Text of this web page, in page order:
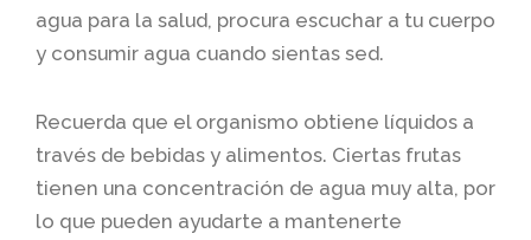
agua para la salud, procura escuchar a tu cuerpo
y consumir agua cuando sientas sed.
Recuerda que el organismo obtiene líquidos a
través de bebidas y alimentos. Ciertas frutas
tienen una concentración de agua muy alta, por
lo que pueden ayudarte a mantenerte